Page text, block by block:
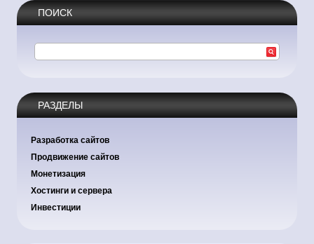
ПОИСК
РАЗДЕЛЫ
Разработка сайтов
Продвижение сайтов
Монетизация
Хостинги и сервера
Инвестиции